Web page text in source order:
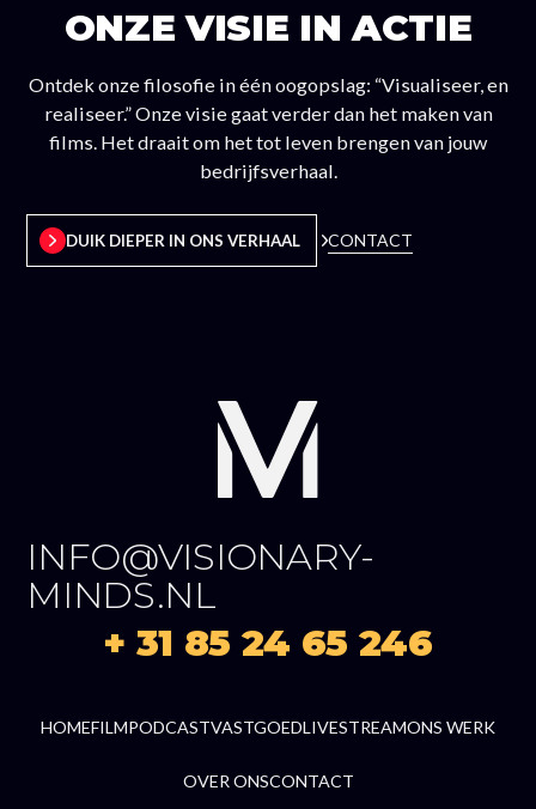
ONZE VISIE IN ACTIE
Ontdek onze filosofie in één oogopslag: “Visualiseer, en
realiseer.” Onze visie gaat verder dan het maken van
films. Het draait om het tot leven brengen van jouw
bedrijfsverhaal.
DUIK DIEPER IN ONS VERHAAL CONTACT
INFO@VISIONARY-
MINDS.NL
+ 31 85 24 65 246
HOMEFILMPODCASTVASTGOEDLIVESTREAMONS WERK
OVER ONSCONTACT